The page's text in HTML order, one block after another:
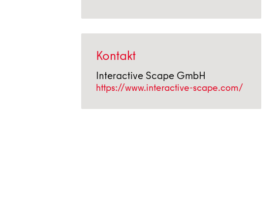
Kontakt
Interactive Scape GmbH
https://www.interactive-scape.com/